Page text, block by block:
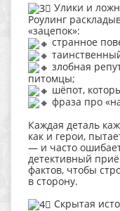
Улики и
Роулинг
«зацепок»:
странное
злобная
питомцы;
шёпот,
фраза про
Каждая деталь
как и герои,
— и часто
детективный
фактов, чтобы
в сторону.
Скрытая